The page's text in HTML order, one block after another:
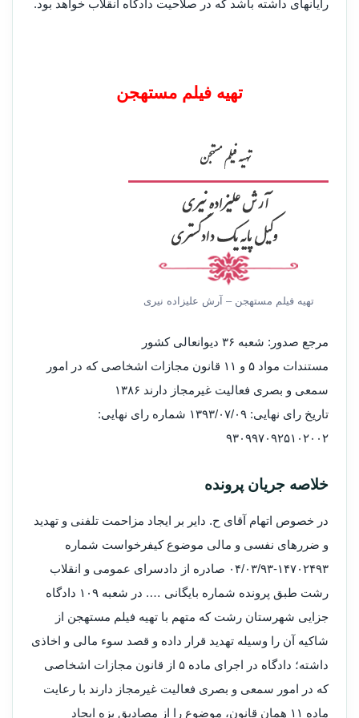
رایانه‎ای داشته باشد که در صلاحیت دادگاه انقلاب خواهد بود.
تهیه فیلم مستهجن
تهیه فیلم مستهجن – آرش علیزاده نیری
مرجع صدور: شعبه ۳۶ دیوانعالی کشور
مستندات مواد ۵ و ۱۱ قانون مجازات اشخاصی که در امور
سمعی و بصری فعالیت غیرمجاز دارند ۱۳۸۶
تاریخ رای نهایی: ۱۳۹۳/۰۷/۰۹ شماره رای نهایی:
۹۳۰۹۹۷۰۹۲۵۱۰۲۰۰۲
خلاصه جریان پرونده
در خصوص اتهام آقای ح. دایر بر ایجاد مزاحمت تلفنی و تهدید
و ضررهای نفسی و مالی موضوع کیفرخواست شماره
۱۴۷۰۲۴۹۳-۰۴/۰۳/۹۳ صادره از دادسرای عمومی و انقلاب
رشت طبق پرونده شماره بایگانی …. در شعبه ۱۰۹ دادگاه
جزایی شهرستان رشت که متهم با تهیه فیلم مستهجن از
شاکیه آن را وسیله تهدید قرار داده و قصد سوء‎ مالی و اخاذی
داشته؛ دادگاه در اجرای ماده ۵ از قانون مجازات اشخاصی
که در امور سمعی و بصری فعالیت غیرمجاز دارند با رعایت
ماده ۱۱ همان قانون، موضوع را از مصادیق بزه ایجاد